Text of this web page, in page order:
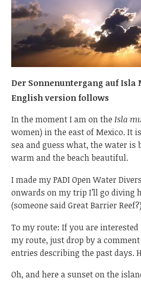
Der Sonnenuntergang auf Isla
English version follows
In the moment I am on theIsla
women) in the east of Mexico. It
sea and guess what, the water is
warm and the beach beautiful.
I made my PADI Open Water
onwards on my trip I’ll go diving
(someone said Great Barrier
To my route: If you are
my route, just drop by a
entries describing the past days.
Oh, and here a sunset on the